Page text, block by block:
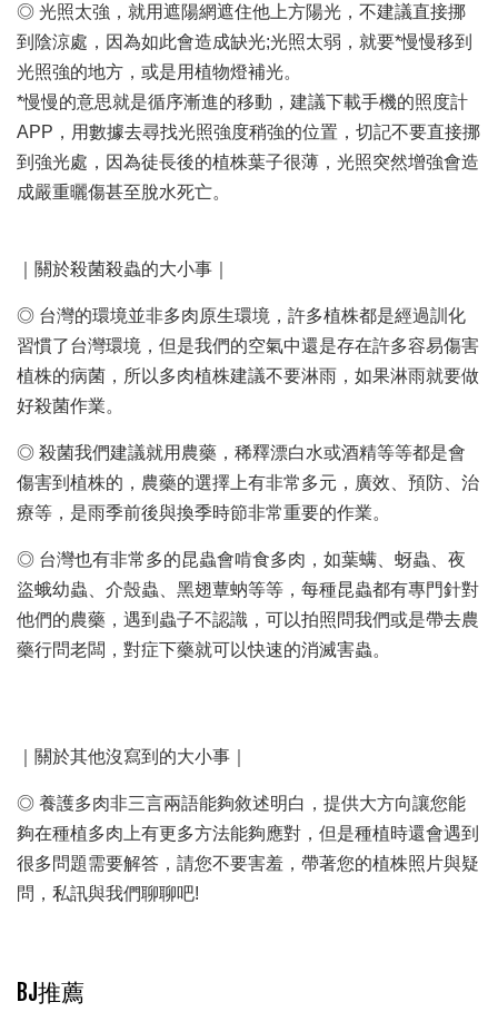
◎ 光照太強，就用遮陽網遮住他上方陽光，不建議直接挪
到陰涼處，因為如此會造成缺光;光照太弱，就要*慢慢移到
光照強的地方，或是用植物燈補光。
*慢慢的意思就是循序漸進的移動，建議下載手機的照度計
APP，用數據去尋找光照強度稍強的位置，切記不要直接挪
到強光處，因為徒長後的植株葉子很薄，光照突然增強會造
成嚴重曬傷甚至脫水死亡。
｜關於殺菌殺蟲的大小事｜
◎ 台灣的環境並非多肉原生環境，許多植株都是經過訓化
習慣了台灣環境，但是我們的空氣中還是存在許多容易傷害
植株的病菌，所以多肉植株建議不要淋雨，如果淋雨就要做
好殺菌作業。
◎ 殺菌我們建議就用農藥，稀釋漂白水或酒精等等都是會
傷害到植株的，農藥的選擇上有非常多元，廣效、預防、治
療等，是雨季前後與換季時節非常重要的作業。
◎ 台灣也有非常多的昆蟲會啃食多肉，如葉螨、蚜蟲、夜
盜蛾幼蟲、介殼蟲、黑翅蕈蚋等等，每種昆蟲都有專門針對
他們的農藥，遇到蟲子不認識，可以拍照問我們或是帶去農
藥行問老闆，對症下藥就可以快速的消滅害蟲。
｜關於其他沒寫到的大小事｜
◎ 養護多肉非三言兩語能夠敘述明白，提供大方向讓您能
夠在種植多肉上有更多方法能夠應對，但是種植時還會遇到
很多問題需要解答，請您不要害羞，帶著您的植株照片與疑
問，私訊與我們聊聊吧!
BJ推薦